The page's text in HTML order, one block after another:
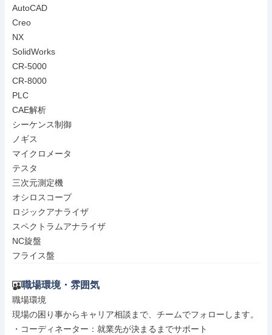
AutoCAD
Creo
NX
SolidWorks
CR-5000
CR-8000
PLC
CAE解析
シーケンス制御
ノギス
マイクロメータ
テスタ
三次元測定機
オシロスコープ
ロジックアナライザ
スペクトラムアナライザ
NC旋盤
フライス盤
職場環境・雰囲気
職場環境
現場の困り事からキャリア相談まで、チームでフォローします。
・コーディネーター：就業先が決まるまでサポート